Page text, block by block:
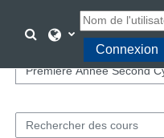
Activer/désactiver
Connexion
Catégories de cours
Rechercher des cours